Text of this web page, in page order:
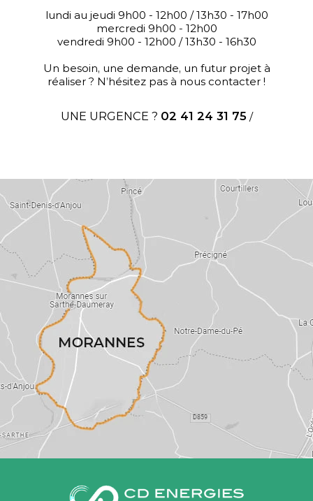
lundi au jeudi 9h00 - 12h00 / 13h30 - 17h00
mercredi 9h00 - 12h00
vendredi 9h00 - 12h00 / 13h30 - 16h30
Un besoin, une demande, un futur projet à
réaliser ? N’hésitez pas à nous contacter !
UNE URGENCE ? 02 41 24 31 75 /